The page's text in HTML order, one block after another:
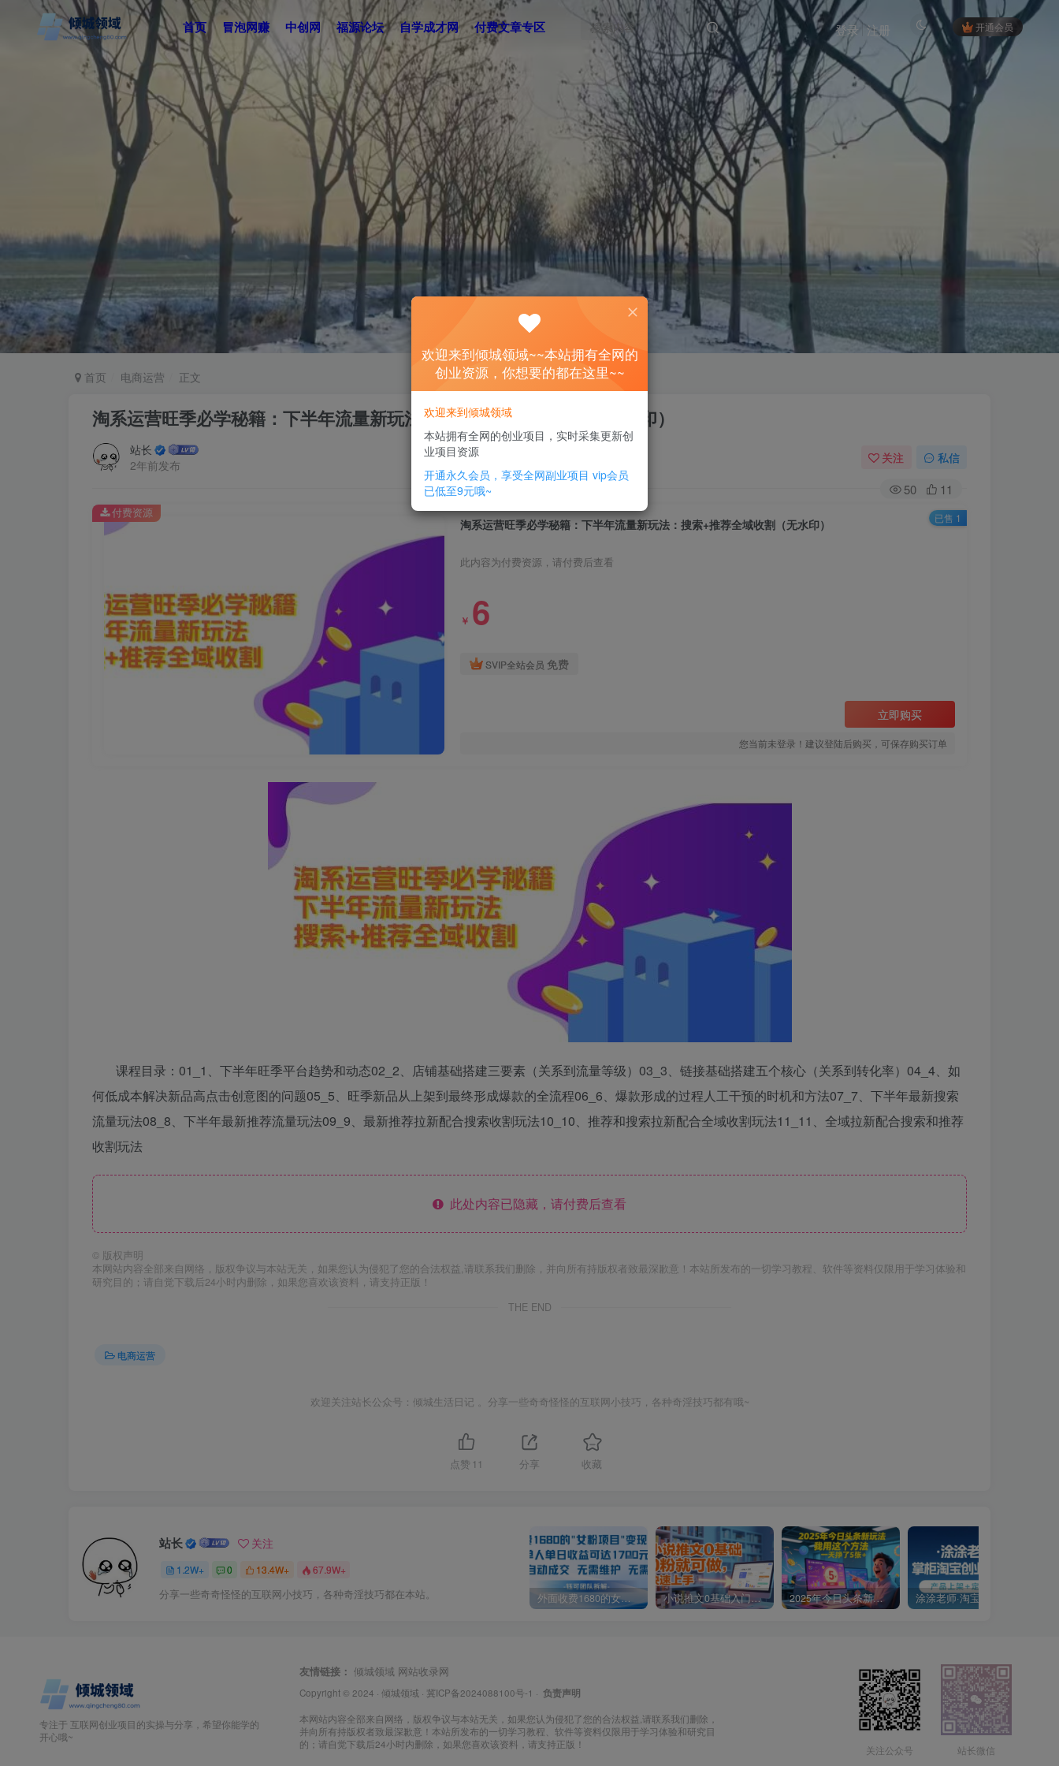
首页 冒泡网赚 中创网 福源论坛 自学成才网 付费文章专区 开通会员
登录 注册
首页 电商运营 正文
淘系运营旺季必学秘籍：下半年流量新玩法：搜索+推荐全域收割（无水印）
站长
2年前发布
关注 私信
50 11
淘系运营旺季必学秘籍：下半年流量新玩法：搜索+推荐全域收割（无水印）
此内容为付费资源，请付费后查看
￥ 6
SVIP全站会员 免费
立即购买
您当前未登录！建议登陆后购买，可保存购买订单
付费资源 已售 1
课程目录：01_1、下半年旺季平台趋势和动态02_2、店铺基础搭建三要素（关系到流量等级）03_3、链接基础搭建五个核心（关系到转化率）04_4、如
何低成本解决新品高点击创意图的问题05_5、旺季新品从上架到最终形成爆款的全流程06_6、爆款形成的过程人工干预的时机和方法07_7、下半年最新搜索
流量玩法08_8、下半年最新推荐流量玩法09_9、最新推荐拉新配合搜索收割玩法10_10、推荐和搜索拉新配合全域收割玩法11_11、全域拉新配合搜索和推荐
收割玩法
此处内容已隐藏，请付费后查看
© 版权声明
本网站内容全部来自网络，版权争议与本站无关，如果您认为侵犯了您的合法权益,请联系我们删除，并向所有持版权者致最深歉意！本站所发布的一切学习教程、软件等资料仅限用于学习体验和
研究目的；请自觉下载后24小时内删除，如果您喜欢该资料，请支持正版！
THE END
电商运营
欢迎关注站长公众号：倾城生活日记 。分享一些奇奇怪怪的互联网小技巧，各种奇淫技巧都有哦~
点赞 11 分享 收藏
站长 关注
1.2W+ 0 13.4W+ 67.9W+
分享一些奇奇怪怪的互联网小技巧，各种奇淫技巧都在本站。 外面收费1680的女粉项目变现，单人单日收益可达1.7k，全自动成交无需维护 小说推文0基础入门教程，0粉就可做，快速上手 2025年今日头条新玩法，我用这个方法，一天挣了5张+
专注于 互联网创业项目的实操与分享，希望你能学的
开心哦~
友情链接： 倾城领域 网站收录网
Copyright © 2024 · 倾城领域 · 冀ICP备2024088100号-1 · 负责声明
本网站内容全部来自网络，版权争议与本站无关，如果您认为侵犯了您的合法权益,请联系我们删除，
并向所有持版权者致最深歉意！本站所发布的一切学习教程、软件等资料仅限用于学习体验和研究目
的；请自觉下载后24小时内删除，如果您喜欢该资料，请支持正版！
关注公众号 站长微信
欢迎来到倾城领域~~本站拥有全网的
创业资源，你想要的都在这里~~
欢迎来到倾城领域
本站拥有全网的创业项目，实时采集更新创
业项目资源
开通永久会员，享受全网副业项目 vip会员
已低至9元哦~